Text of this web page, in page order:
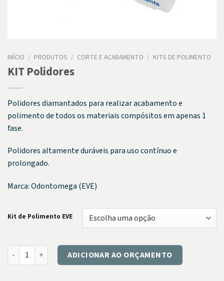
INÍCIO / PRODUTOS / CORTE E ACABAMENTO / KITS DE POLIMENTO
KIT Polidores
Polidores diamantados para realizar acabamento e
polimento de todos os materiais compósitos em apenas 1
fase.
Polidores altamente duráveis para uso contínuo e
prolongado.
Marca: Odontomega (EVE)
Kit de Polimento EVE
KIT Polidores quantidadeADICIONAR AO ORÇAMENTO